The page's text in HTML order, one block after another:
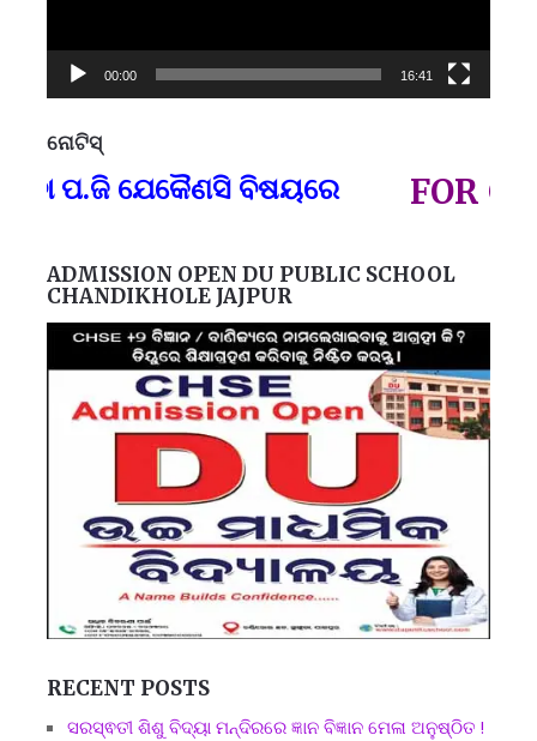
00:00 16:41
ନୋଟିସ୍
ପ.ଜି ଯେକୈଣସି ବିଷୟରେ FOR
ADMISSION OPEN DU PUBLIC SCHOOL
CHANDIKHOLE JAJPUR
RECENT POSTS
ସରସ୍ଵତୀ ଶିଶୁ ବିଦ୍ୟା ମନ୍ଦିରରେ ଜ୍ଞାନ ବିଜ୍ଞାନ ମେଳା ଅନୁଷ୍ଠିତ !